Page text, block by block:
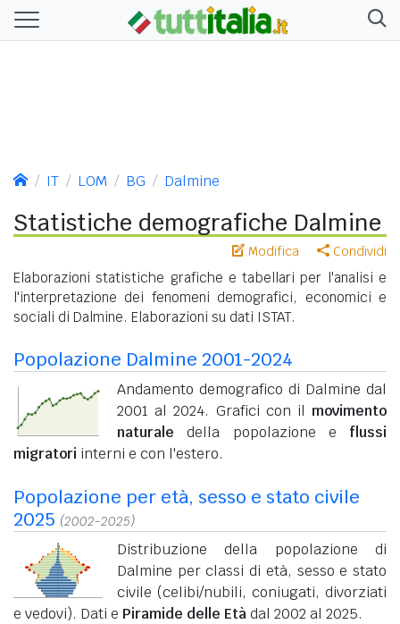
IT LOM BG Dalmine
Statistiche demografiche Dalmine
Modifica Condividi
Elaborazioni statistiche grafiche e tabellari per l'analisi e
l'interpretazione dei fenomeni demografici, economici e
sociali di Dalmine. Elaborazioni su dati ISTAT.
Popolazione Dalmine 2001-2024
Andamento demografico di Dalmine dal
2001 al 2024. Grafici con il movimento
naturale della popolazione e flussi
migratori interni e con l'estero.
Popolazione per età, sesso e stato civile
2025 (2002-2025)
Distribuzione della popolazione di
Dalmine per classi di età, sesso e stato
civile (celibi/nubili, coniugati, divorziati
e vedovi). Dati e Piramide delle Etàdal 2002 al 2025.